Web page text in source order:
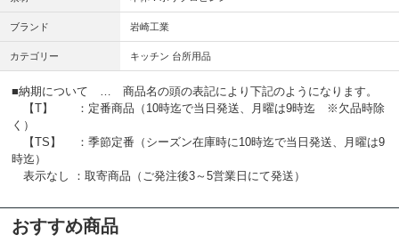
ブランド 岩崎工業
カテゴリー キッチン 台所用品
■納期について … 商品名の頭の表記により下記のようになります。
【T】 ：定番商品（10時迄で当日発送、月曜は9時迄 ※欠品時除
く）
【TS】 ：季節定番（シーズン在庫時に10時迄で当日発送、月曜は9
時迄）
表示なし ：取寄商品（ご発注後3～5営業日にて発送）
おすすめ商品